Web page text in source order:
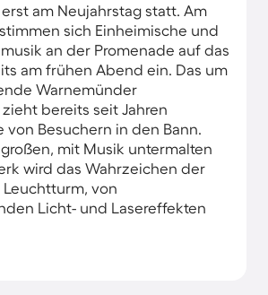
am Neujahrstag statt. Am
sich Einheimische und
an der Promenade auf das
am frühen Abend ein. Das um
Warnemünder
bereits seit Jahren
von Besuchern in den Bann.
mit Musik untermalten
wird das Wahrzeichen der
von
Licht- und Lasereffekten